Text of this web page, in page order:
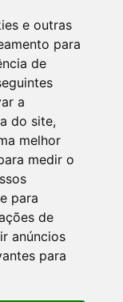
e outras
para
de
a
do site,
melhor
medir o
para
de
anúncios
para
Brasil 21, 20º
- Brasília/DF
comercial
às 19h.